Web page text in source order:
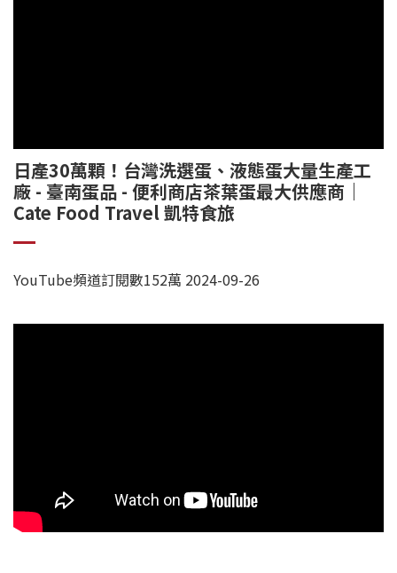
日產30萬顆！台灣洗選蛋、液態蛋大量生產工
廠 - 臺南蛋品 - 便利商店茶葉蛋最大供應商｜
Cate Food Travel 凱特食旅
YouTube頻道訂閱數152萬 2024-09-26